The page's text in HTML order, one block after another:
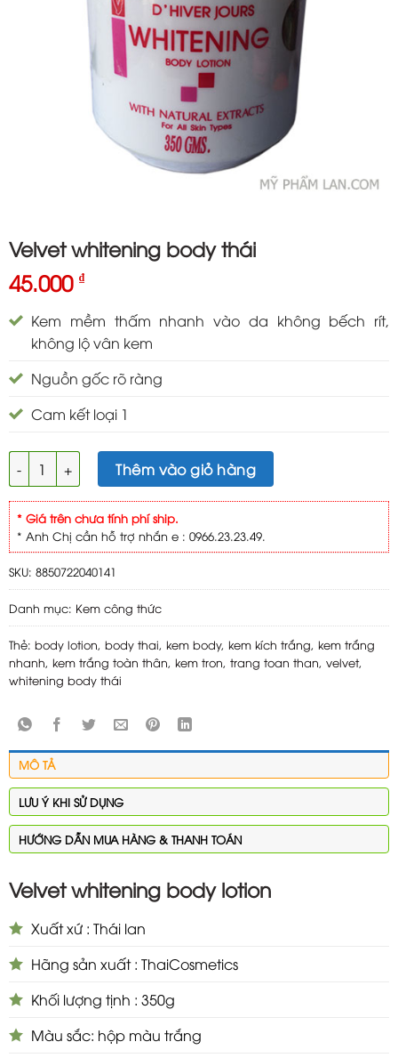
Velvet whitening body thái
45.000 ₫
Kem mềm thấm nhanh vào da không bếch rít,
không lộ vân kem
Nguồn gốc rõ ràng
Cam kết loại 1
Velvet whitening body thái số lượng
Thêm vào giỏ hàng
* Giá trên chưa tính phí ship.
* Anh Chị cần hỗ trợ nhắn e : 0966.23.23.49.
SKU: 8850722040141
Danh mục: Kem công thức
Thẻ: body lotion, body thai, kem body, kem kích trắng, kem trắng
nhanh, kem trắng toàn thân, kem tron, trang toan than, velvet,
whitening body thái
MÔ TẢ
LƯU Ý KHI SỬ DỤNG
HƯỚNG DẪN MUA HÀNG & THANH TOÁN
Velvet whitening body lotion
Xuất xứ : Thái lan
Hãng sản xuất : ThaiCosmetics
Khối lượng tịnh : 350g
Màu sắc: hộp màu trắng